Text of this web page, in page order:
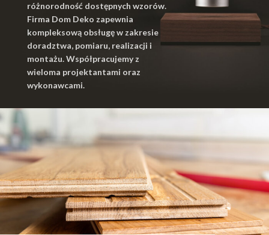
różnorodność dostępnych wzorów.
Firma Dom Deko zapewnia
kompleksową obsługę w zakresie
doradztwa, pomiaru, realizacji i
montażu. Współpracujemy z
wieloma projektantami oraz
wykonawcami.